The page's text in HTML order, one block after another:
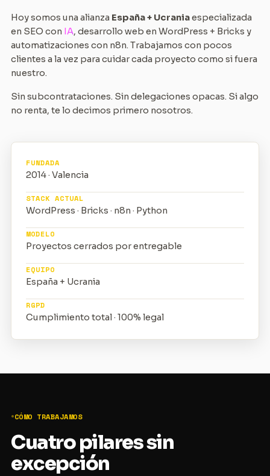
Hoy somos una alianza España + Ucraniaespecializada
en SEO con IA, desarrollo web en WordPress + Bricks y
automatizaciones con n8n. Trabajamos con pocos
clientes a la vez para cuidar cada proyecto como si fuera
nuestro.
Sin subcontrataciones. Sin delegaciones opacas. Si algo
no renta, te lo decimos primero nosotros.
FUNDADA
2014 · Valencia
STACK ACTUAL
WordPress · Bricks · n8n · Python
MODELO
Proyectos cerrados por entregable
EQUIPO
España + Ucrania
RGPD
Cumplimiento total · 100% legal
CÓMO TRABAJAMOS
Cuatro pilares sin
excepción